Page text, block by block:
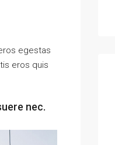
egestas
eros quis
nec.